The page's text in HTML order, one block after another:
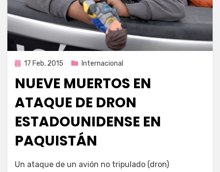
Publicada
17 Feb, 2015 Internacional
NUEVE MUERTOS EN
ATAQUE DE DRON
ESTADOUNIDENSE EN
PAQUISTÁN
por Enrique
Un ataque de un avión no tripulado (dron)